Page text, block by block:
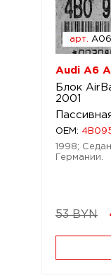
арт.
Audi A6
Блок
2001
OEM:
1998;
Германии.
53 BYN